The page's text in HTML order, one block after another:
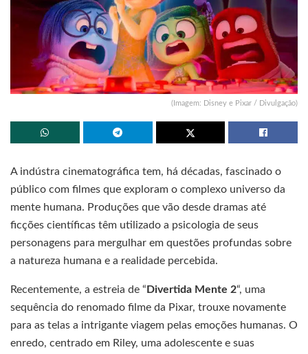
(Imagem: Disney e Pixar / Divulgação)
A indústra cinematográfica tem, há décadas, fascinado o
público com filmes que exploram o complexo universo da
mente humana. Produções que vão desde dramas até
ficções científicas têm utilizado a psicologia de seus
personagens para mergulhar em questões profundas sobre
a natureza humana e a realidade percebida.
Recentemente, a estreia de “ Divertida Mente 2“, uma
sequência do renomado filme da Pixar, trouxe novamente
para as telas a intrigante viagem pelas emoções humanas. O
enredo, centrado em Riley, uma adolescente e suas